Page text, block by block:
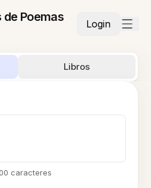
Poemas
Login
Libros
caracteres